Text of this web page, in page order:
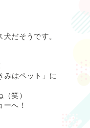
だそうです。
みはペット」に
笑）
へ！